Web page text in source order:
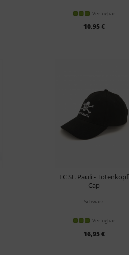
Verfügbar
10,95 €
FC St. Pauli - Totenkopf
Cap
Schwarz
Verfügbar
16,95 €